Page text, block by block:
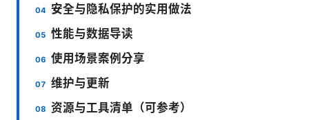
安全与隐私保护的实用做法
性能与数据导读
使用场景案例分享
维护与更新
资源与工具清单（可参考）